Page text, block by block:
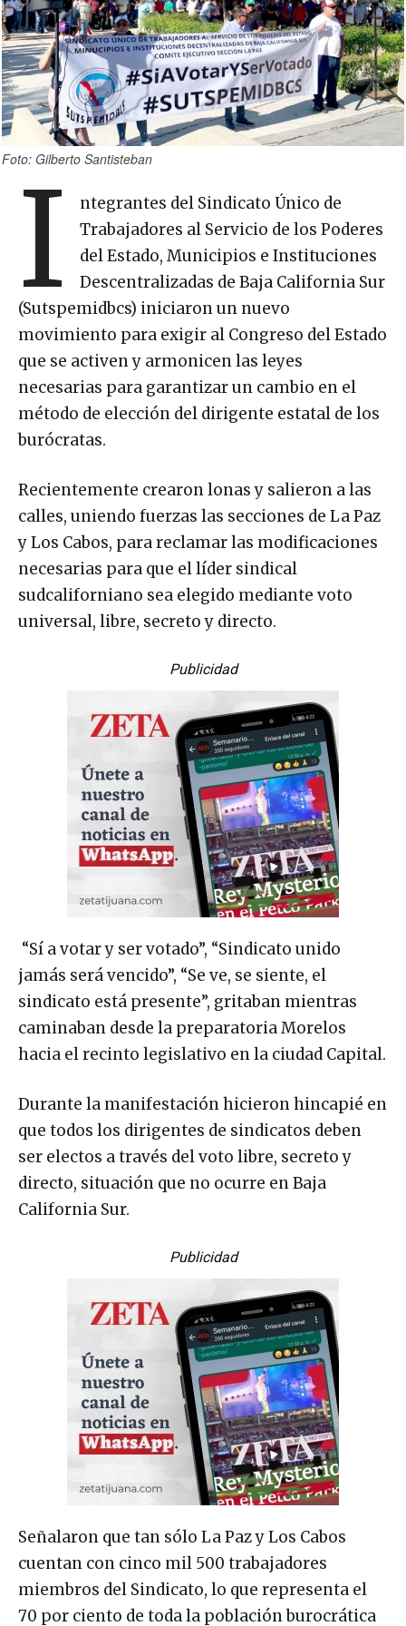
Foto: Gilberto Santisteban
I
ntegrantes del Sindicato Único de
Trabajadores al Servicio de los Poderes
del Estado, Municipios e Instituciones
Descentralizadas de Baja California Sur
(Sutspemidbcs) iniciaron un nuevo
movimiento para exigir al Congreso del Estado
que se activen y armonicen las leyes
necesarias para garantizar un cambio en el
método de elección del dirigente estatal de los
burócratas.
Recientemente crearon lonas y salieron a las
calles, uniendo fuerzas las secciones de La Paz
y Los Cabos, para reclamar las modificaciones
necesarias para que el líder sindical
sudcaliforniano sea elegido mediante voto
universal, libre, secreto y directo.
Publicidad
“Sí a votar y ser votado”, “Sindicato unido
jamás será vencido”, “Se ve, se siente, el
sindicato está presente”, gritaban mientras
caminaban desde la preparatoria Morelos
hacia el recinto legislativo en la ciudad Capital.
Durante la manifestación hicieron hincapié en
que todos los dirigentes de sindicatos deben
ser electos a través del voto libre, secreto y
directo, situación que no ocurre en Baja
California Sur.
Publicidad
Señalaron que tan sólo La Paz y Los Cabos
cuentan con cinco mil 500 trabajadores
miembros del Sindicato, lo que representa el
70 por ciento de toda la población burocrática